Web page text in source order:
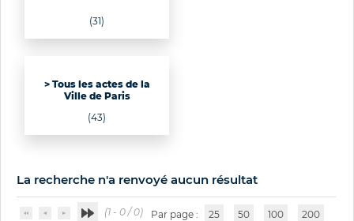
(31)
> Tous les actes de la
Ville de Paris
(43)
La recherche n'a renvoyé aucun résultat
(1 - 0 / 0) Par page : 25 50 100 200